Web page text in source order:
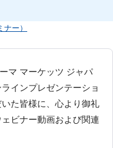
ー）
マ マーケッツ ジャパ
インプレゼンテーショ
た皆様に、心より御礼
ビナー動画および関連